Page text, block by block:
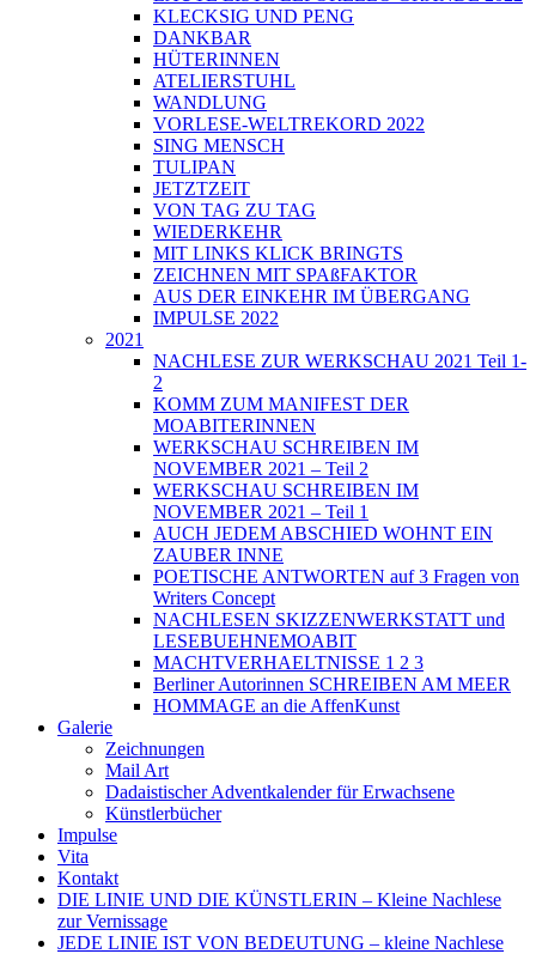
KLECKSIG UND PENG
DANKBAR
HÜTERINNEN
ATELIERSTUHL
WANDLUNG
VORLESE-WELTREKORD 2022
SING MENSCH
TULIPAN
JETZTZEIT
VON TAG ZU TAG
WIEDERKEHR
MIT LINKS KLICK BRINGTS
ZEICHNEN MIT SPAßFAKTOR
AUS DER EINKEHR IM ÜBERGANG
IMPULSE 2022
2021
NACHLESE ZUR WERKSCHAU 2021 Teil 1-
2
KOMM ZUM MANIFEST DER
MOABITERINNEN
WERKSCHAU SCHREIBEN IM
NOVEMBER 2021 – Teil 2
WERKSCHAU SCHREIBEN IM
NOVEMBER 2021 – Teil 1
AUCH JEDEM ABSCHIED WOHNT EIN
ZAUBER INNE
POETISCHE ANTWORTEN auf 3 Fragen von
Writers Concept
NACHLESEN SKIZZENWERKSTATT und
LESEBUEHNEMOABIT
MACHTVERHAELTNISSE 1 2 3
Berliner Autorinnen SCHREIBEN AM MEER
HOMMAGE an die AffenKunst
Galerie
Zeichnungen
Mail Art
Dadaistischer Adventkalender für Erwachsene
Künstlerbücher
Impulse
Vita
Kontakt
DIE LINIE UND DIE KÜNSTLERIN – Kleine Nachlese
zur Vernissage
JEDE LINIE IST VON BEDEUTUNG – kleine Nachlese